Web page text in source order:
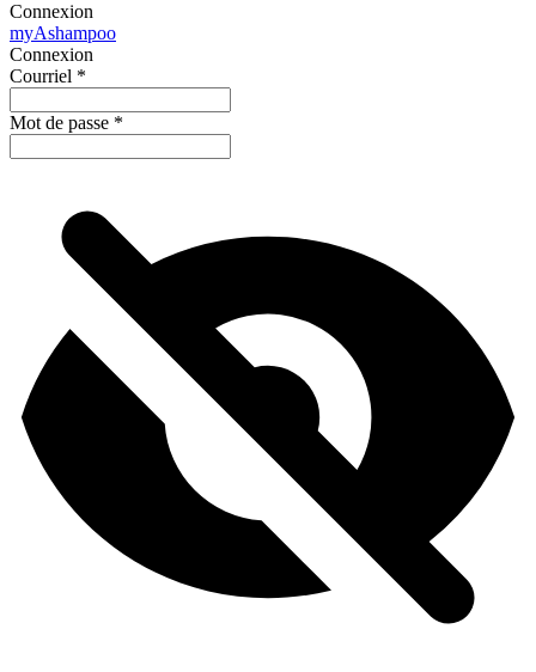
Connexion
myAshampoo
Connexion
Courriel *
Mot de passe *